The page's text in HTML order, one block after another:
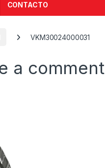
CONTACTO
VKM30024000031
a comment